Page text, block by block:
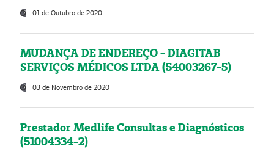
01 de Outubro de 2020
MUDANÇA DE ENDEREÇO - DIAGITAB
SERVIÇOS MÉDICOS LTDA (54003267-5)
03 de Novembro de 2020
Prestador Medlife Consultas e Diagnósticos
(51004334-2)